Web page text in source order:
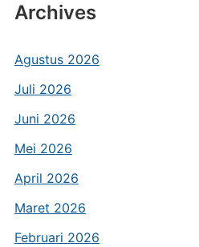
Archives
Agustus 2026
Juli 2026
Juni 2026
Mei 2026
April 2026
Maret 2026
Februari 2026